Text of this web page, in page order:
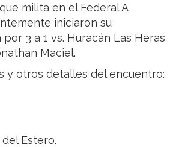
milita en el Federal A
iniciaron su
3 a 1 vs. Huracán Las Heras
Maciel.
y otros detalles del encuentro:
Estero.